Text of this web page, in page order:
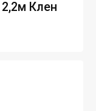
Клен